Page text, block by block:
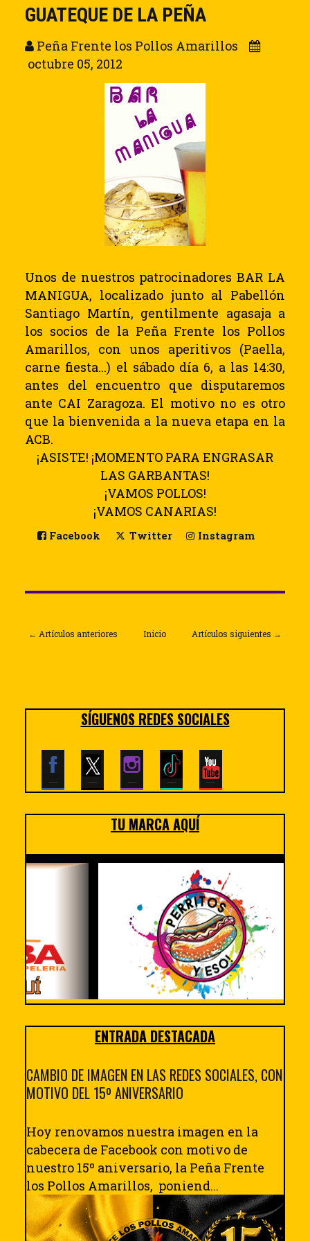
GUATEQUE DE LA PEÑA
Peña Frente los Pollos Amarillos
octubre 05, 2012
Unos de nuestros patrocinadoresBAR LA
MANIGUA, localizado junto al Pabellón
Santiago Martín, gentilmente agasaja a
los socios de la Peña Frente los Pollos
Amarillos, con unos aperitivos (Paella,
carne fiesta...) el sábado día 6, alas 14:30,
antes del encuentro que disputaremos
ante CAI Zaragoza. El motivo no es otro
que la bienvenida a la nueva etapa en la
ACB.
¡ASISTE! ¡MOMENTO PARA ENGRASAR
LAS GARBANTAS!
¡VAMOS POLLOS!
¡VAMOS CANARIAS!
Facebook Twitter Instagram
← Artículos anteriores Artículos siguientes →
Inicio
SÍGUENOS REDES SOCIALES
TU MARCA AQUÍ
ENTRADA DESTACADA
CAMBIO DE IMAGEN EN LAS REDES SOCIALES, CON
MOTIVO DEL 15º ANIVERSARIO
Hoy renovamos nuestra imagen en la
cabecera de Facebook con motivo de
nuestro 15º aniversario, la Peña Frente
los Pollos Amarillos, poniend...